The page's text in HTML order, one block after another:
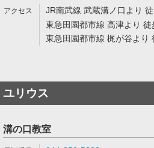
JR南武線 武蔵溝ノ口より
東急田園都市線 高津より
東急田園都市線 梶が谷より
ユリウス
溝の口教室